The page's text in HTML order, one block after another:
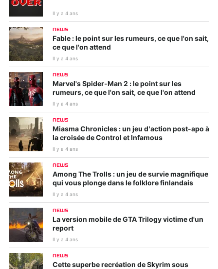
Il y a 4 ans
NEWS
Fable : le point sur les rumeurs, ce que l'on sait,
ce que l'on attend
Il y a 4 ans
NEWS
Marvel's Spider-Man 2 : le point sur les
rumeurs, ce que l'on sait, ce que l'on attend
Il y a 4 ans
NEWS
Miasma Chronicles : un jeu d’action post-apo à
la croisée de Control et Infamous
Il y a 4 ans
NEWS
Among The Trolls : un jeu de survie magnifique
qui vous plonge dans le folklore finlandais
Il y a 4 ans
NEWS
La version mobile de GTA Trilogy victime d'un
report
Il y a 4 ans
NEWS
Cette superbe recréation de Skyrim sous